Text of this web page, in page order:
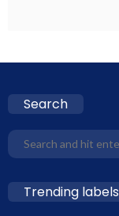
Search
Trending labels